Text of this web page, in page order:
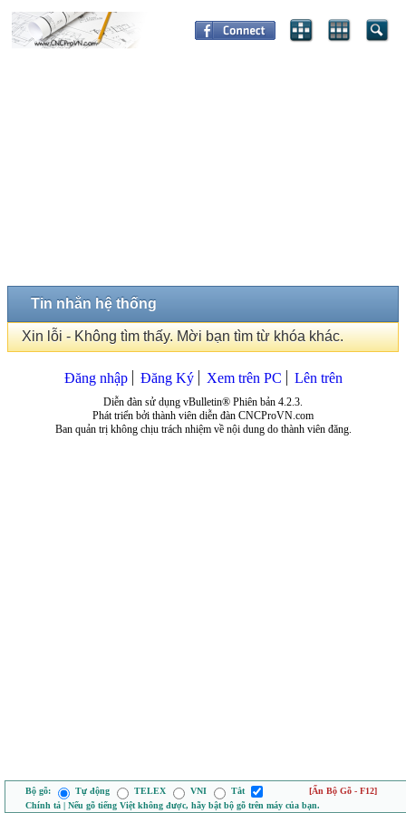
Tin nhắn hệ thống
Xin lỗi - Không tìm thấy. Mời bạn tìm từ khóa khác.
Đăng nhập Đăng Ký Xem trên PC Lên trên
Diễn đàn sử dụng vBulletin® Phiên bản 4.2.3.
Phát triển bởi thành viên diễn đàn CNCProVN.com
Ban quản trị không chịu trách nhiệm về nội dung do thành viên đăng.
Bộ gõ: Tự động TELEX VNI Tắt
[Ẩn Bộ Gõ - F12]
Chính tả | Nếu gõ tiếng Việt không được, hãy bật bộ gõ trên máy của bạn.